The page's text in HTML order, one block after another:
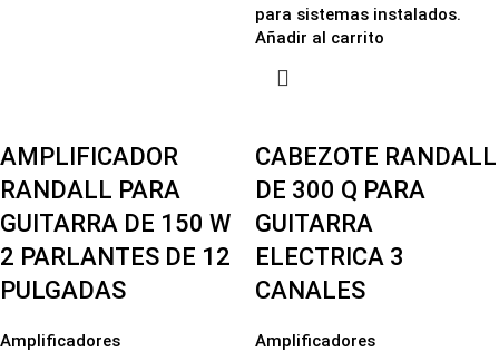
para sistemas instalados.
Añadir al carrito
AMPLIFICADOR
RANDALL PARA
GUITARRA DE 150 W
2 PARLANTES DE 12
PULGADAS
Amplificadores
CABEZOTE RANDALL
DE 300 Q PARA
GUITARRA
ELECTRICA 3
CANALES
Amplificadores